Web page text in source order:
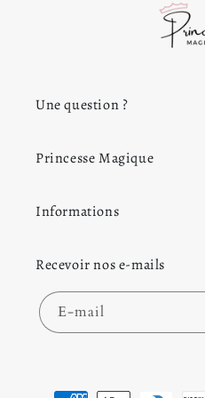
Une question ?
Princesse Magique
Informations
Recevoir nos e-mails
E-mail
Moyens de paiement